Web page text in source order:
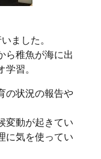
ました。
ら稚魚が海に出
習。
の状況の報告や
変動が起きてい
に気を使ってい